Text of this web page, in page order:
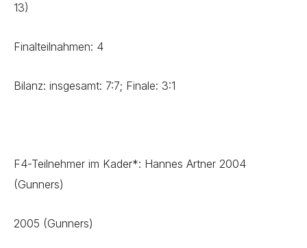
13)
Finalteilnahmen: 4
Bilanz: insgesamt: 7:7; Finale: 3:1
F4-Teilnehmer im Kader*: Hannes Artner 2004
(Gunners)
2005 (Gunners)